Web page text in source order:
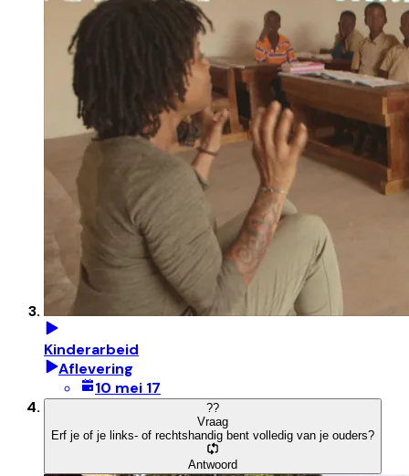
Kinderarbeid
Aflevering
10 mei 17
??
Vraag
Erf je of je links- of rechtshandig bent volledig van je ouders?
Antwoord